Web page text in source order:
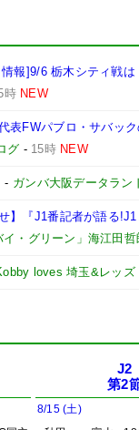
報]9/6 栃木シティ戦
時 NEW
表FWパブロ・サバッ
グ - 15時 NEW
- ガンバ大阪データラ
】『J1番記者が語る
イ・グリーン」海江田哲
loves 埼玉&レッズ
J2
第2
8/15 (土)